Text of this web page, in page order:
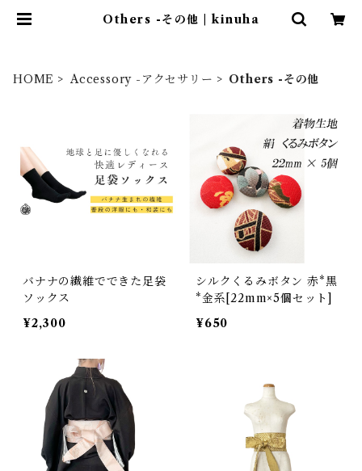
Others -その他 | kinuha
HOME Accessory -アクセサリー Others -その他
バナナの繊維でできた足袋
ソックス
¥2,300
シルクくるみボタン 赤*黒
*金系[22mm×5個セット]
¥650